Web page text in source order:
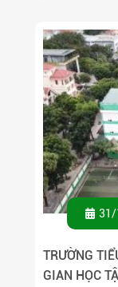
31/
TRƯỜNG
GIAN HỌC